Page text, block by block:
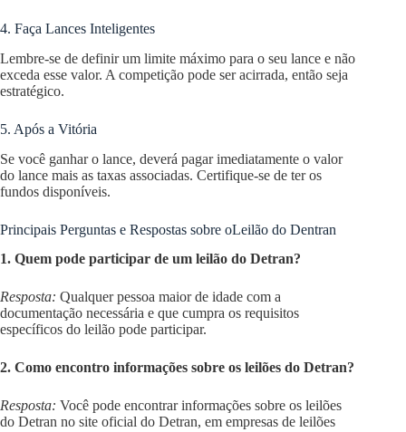
4. Faça Lances Inteligentes
Lembre-se de definir um limite máximo para o seu lance e não
exceda esse valor. A competição pode ser acirrada, então seja
estratégico.
5. Após a Vitória
Se você ganhar o lance, deverá pagar imediatamente o valor
do lance mais as taxas associadas. Certifique-se de ter os
fundos disponíveis.
Principais Perguntas e Respostas sobre oLeilão do Dentran
1. Quem pode participar de um leilão do Detran?
Resposta: Qualquer pessoa maior de idade com a
documentação necessária e que cumpra os requisitos
específicos do leilão pode participar.
2. Como encontro informações sobre os leilões do Detran?
Resposta: Você pode encontrar informações sobre os leilões
do Detran no site oficial do Detran, em empresas de leilões